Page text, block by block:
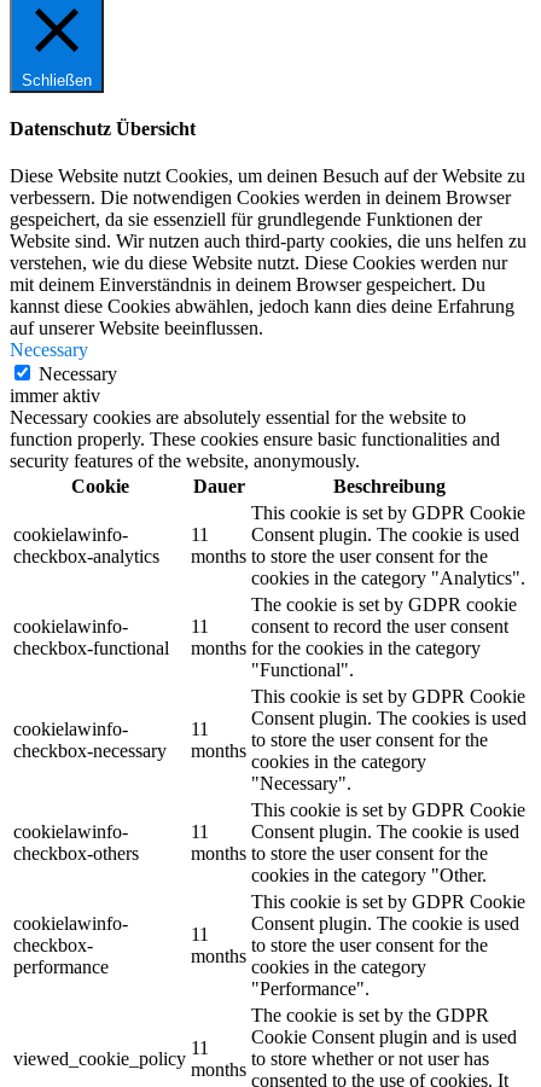
Schließen
Datenschutz Übersicht
Diese Website nutzt Cookies, um deinen Besuch auf der Website zu
verbessern. Die notwendigen Cookies werden in deinem Browser
gespeichert, da sie essenziell für grundlegende Funktionen der
Website sind. Wir nutzen auch third-party cookies, die uns helfen zu
verstehen, wie du diese Website nutzt. Diese Cookies werden nur
mit deinem Einverständnis in deinem Browser gespeichert. Du
kannst diese Cookies abwählen, jedoch kann dies deine Erfahrung
auf unserer Website beeinflussen.
Necessary
Necessary
immer aktiv
Necessary cookies are absolutely essential for the website to
function properly. These cookies ensure basic functionalities and
security features of the website, anonymously.
Cookie
Dauer Beschreibung
cookielawinfo-
checkbox-analytics
11
months
This cookie is set by GDPR Cookie
Consent plugin. The cookie is used
to store the user consent for the
cookies in the category "Analytics".
cookielawinfo-
checkbox-functional
11
months
The cookie is set by GDPR cookie
consent to record the user consent
for the cookies in the category
"Functional".
cookielawinfo-
checkbox-necessary
11
months
This cookie is set by GDPR Cookie
Consent plugin. The cookies is used
to store the user consent for the
cookies in the category
"Necessary".
cookielawinfo-
checkbox-others
11
months
This cookie is set by GDPR Cookie
Consent plugin. The cookie is used
to store the user consent for the
cookies in the category "Other.
cookielawinfo-
checkbox-
performance
11
months
This cookie is set by GDPR Cookie
Consent plugin. The cookie is used
to store the user consent for the
cookies in the category
"Performance".
viewed_cookie_policy
11
months
The cookie is set by the GDPR
Cookie Consent plugin and is used
to store whether or not user has
consented to the use of cookies. It